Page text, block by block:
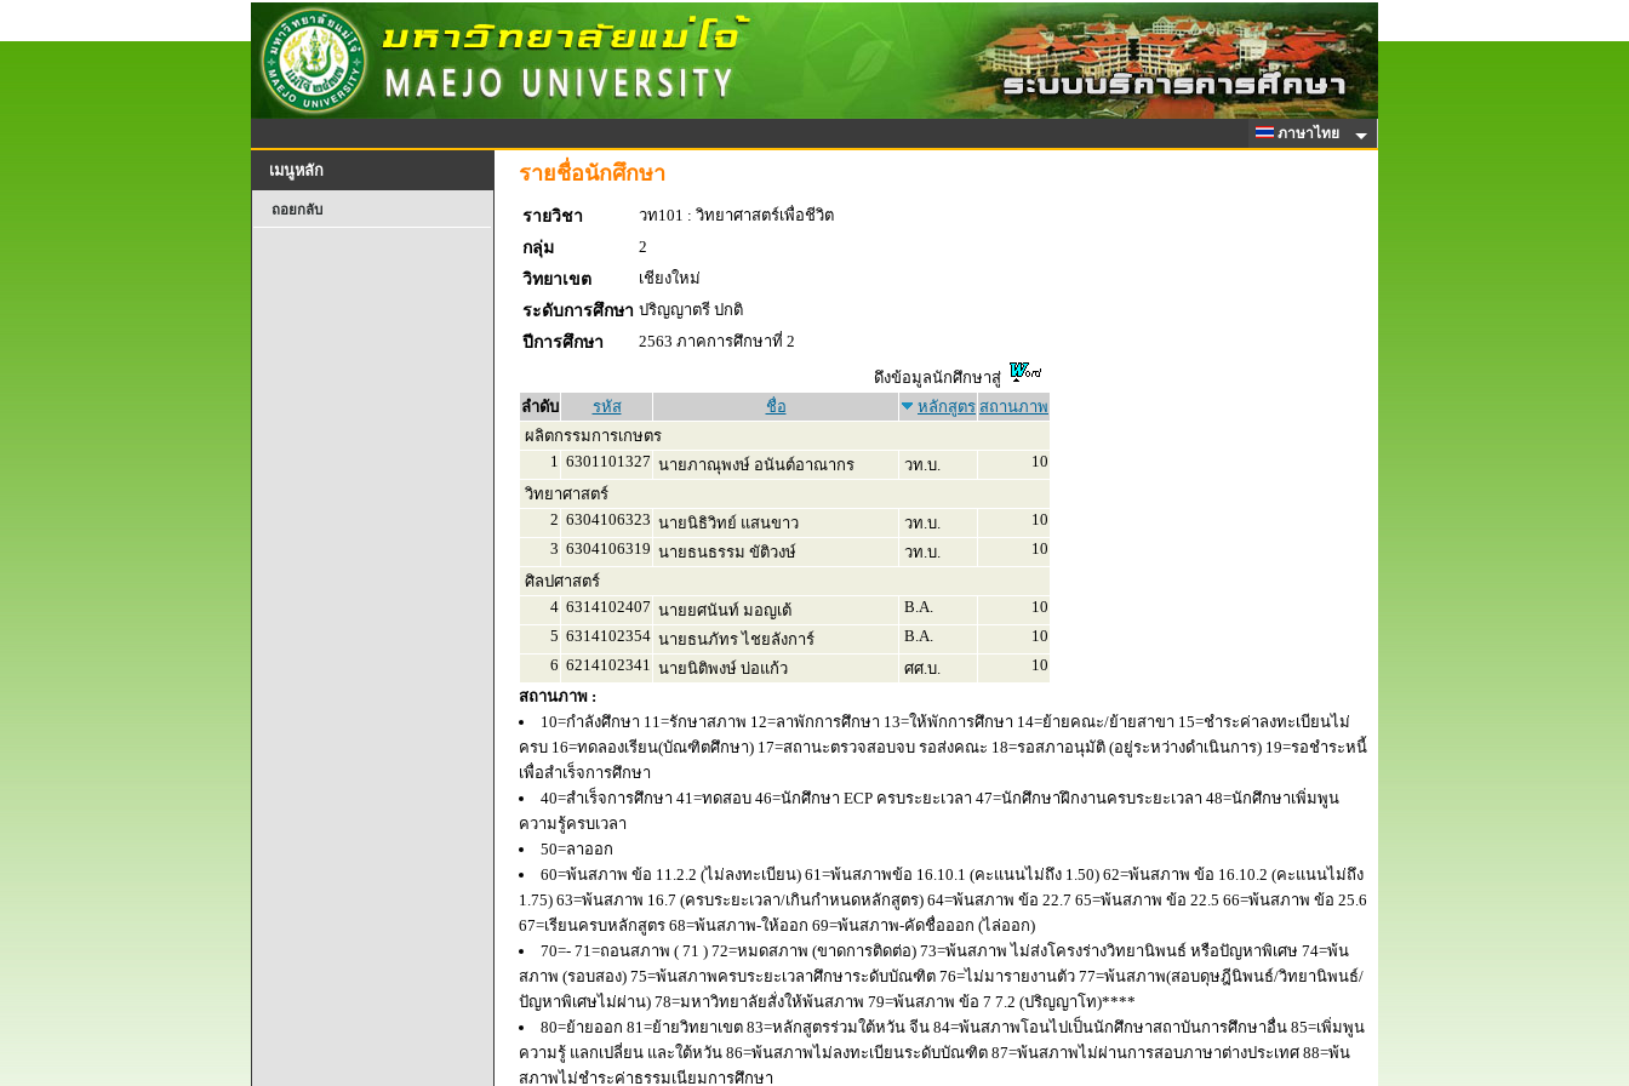
ภาษาไทย
เมนูหลัก
ถอยกลับ
รายชื่อนักศึกษา
รายวิชา
วท101 : วิทยาศาสตร์เพื่อชีวิต
กลุ่ม
2
วิทยาเขต
เชียงใหม่
ระดับการศึกษา ปริญญาตรี ปกติ
ปีการศึกษา
2563 ภาคการศึกษาที่ 2
ดึงข้อมูลนักศึกษาสู่
ลำดับ
รหัส ชื่อ หลักสูตร สถานภาพ
ผลิตกรรมการเกษตร
1 6301101327 นายภาณุพงษ์ อนันต์อาณากร วท.บ.
10
วิทยาศาสตร์
2 6304106323 นายนิธิวิทย์ แสนขาว วท.บ.
10
3 6304106319 นายธนธรรม ขัติวงษ์ วท.บ.
10
ศิลปศาสตร์
4 6314102407 นายยศนันท์ มอญเต้ B.A.
10
5 6314102354 นายธนภัทร ไชยลังการ์ B.A.
10
6 6214102341 นายนิติพงษ์ บ่อแก้ว ศศ.บ.
10
สถานภาพ :
10=กำลังศึกษา 11=รักษาสภาพ 12=ลาพักการศึกษา 13=ให้พักการศึกษา 14=ย้ายคณะ/ย้ายสาขา 15=ชำระค่าลงทะเบียนไม่
ครบ 16=ทดลองเรียน(บัณฑิตศึกษา) 17=สถานะตรวจสอบจบ รอส่งคณะ 18=รอสภาอนุมัติ (อยู่ระหว่างดำเนินการ) 19=รอชำระหนี้
เพื่อสำเร็จการศึกษา
40=สำเร็จการศึกษา 41=ทดสอบ 46=นักศึกษา ECP ครบระยะเวลา 47=นักศึกษาฝึกงานครบระยะเวลา 48=นักศึกษาเพิ่มพูน
ความรู้ครบเวลา
50=ลาออก
60=พ้นสภาพ ข้อ 11.2.2 (ไม่ลงทะเบียน) 61=พ้นสภาพข้อ 16.10.1 (คะแนนไม่ถึง 1.50) 62=พ้นสภาพ ข้อ 16.10.2 (คะแนนไม่ถึง
1.75) 63=พ้นสภาพ 16.7 (ครบระยะเวลา/เกินกำหนดหลักสูตร) 64=พ้นสภาพ ข้อ 22.7 65=พ้นสภาพ ข้อ 22.5 66=พ้นสภาพ ข้อ 25.6
67=เรียนครบหลักสูตร 68=พ้นสภาพ-ให้ออก 69=พ้นสภาพ-คัดชื่อออก (ไล่ออก)
70=- 71=ถอนสภาพ ( 71 ) 72=หมดสภาพ (ขาดการติดต่อ) 73=พ้นสภาพ ไม่ส่งโครงร่างวิทยานิพนธ์ หรือปัญหาพิเศษ 74=พ้น
สภาพ (รอบสอง) 75=พ้นสภาพครบระยะเวลาศึกษาระดับบัณฑิต 76=ไม่มารายงานตัว 77=พ้นสภาพ(สอบดุษฎีนิพนธ์/วิทยานิพนธ์/
ปัญหาพิเศษไม่ผ่าน) 78=มหาวิทยาลัยสั่งให้พ้นสภาพ 79=พ้นสภาพ ข้อ 7 7.2 (ปริญญาโท)****
80=ย้ายออก 81=ย้ายวิทยาเขต 83=หลักสูตรร่วมใต้หวัน จีน 84=พ้นสภาพโอนไปเป็นนักศึกษาสถาบันการศึกษาอื่น 85=เพิ่มพูน
ความรู้ แลกเปลี่ยน และใต้หวัน 86=พ้นสภาพไม่ลงทะเบียนระดับบัณฑิต 87=พ้นสภาพไม่ผ่านการสอบภาษาต่างประเทศ 88=พ้น
สภาพไม่ชำระค่าธรรมเนียมการศึกษา